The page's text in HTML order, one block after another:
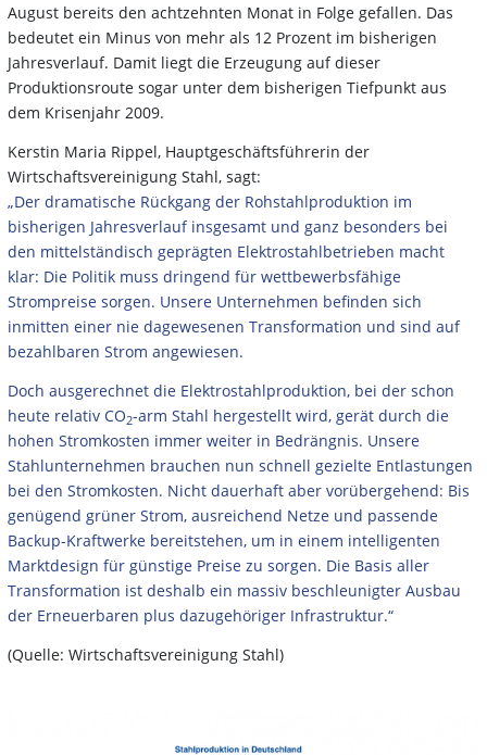
August bereits den achtzehnten Monat in Folge gefallen. Das
bedeutet ein Minus von mehr als 12 Prozent im bisherigen
Jahresverlauf. Damit liegt die Erzeugung auf dieser
Produktionsroute sogar unter dem bisherigen Tiefpunkt aus
dem Krisenjahr 2009.
Kerstin Maria Rippel, Hauptgeschäftsführerin der
Wirtschaftsvereinigung Stahl, sagt:
„Der dramatische Rückgang der Rohstahlproduktion im
bisherigen Jahresverlauf insgesamt und ganz besonders bei
den mittelständisch geprägten Elektrostahlbetrieben macht
klar: Die Politik muss dringend für wettbewerbsfähige
Strompreise sorgen. Unsere Unternehmen befinden sich
inmitten einer nie dagewesenen Transformation und sind auf
bezahlbaren Strom angewiesen.
Doch ausgerechnet die Elektrostahlproduktion, bei der schon
heute relativ CO2-arm Stahl hergestellt wird, gerät durch die
hohen Stromkosten immer weiter in Bedrängnis. Unsere
Stahlunternehmen brauchen nun schnell gezielte Entlastungen
bei den Stromkosten. Nicht dauerhaft aber vorübergehend: Bis
genügend grüner Strom, ausreichend Netze und passende
Backup-Kraftwerke bereitstehen, um in einem intelligenten
Marktdesign für günstige Preise zu sorgen. Die Basis aller
Transformation ist deshalb ein massiv beschleunigter Ausbau
der Erneuerbaren plus dazugehöriger Infrastruktur.“
(Quelle: Wirtschaftsvereinigung Stahl)